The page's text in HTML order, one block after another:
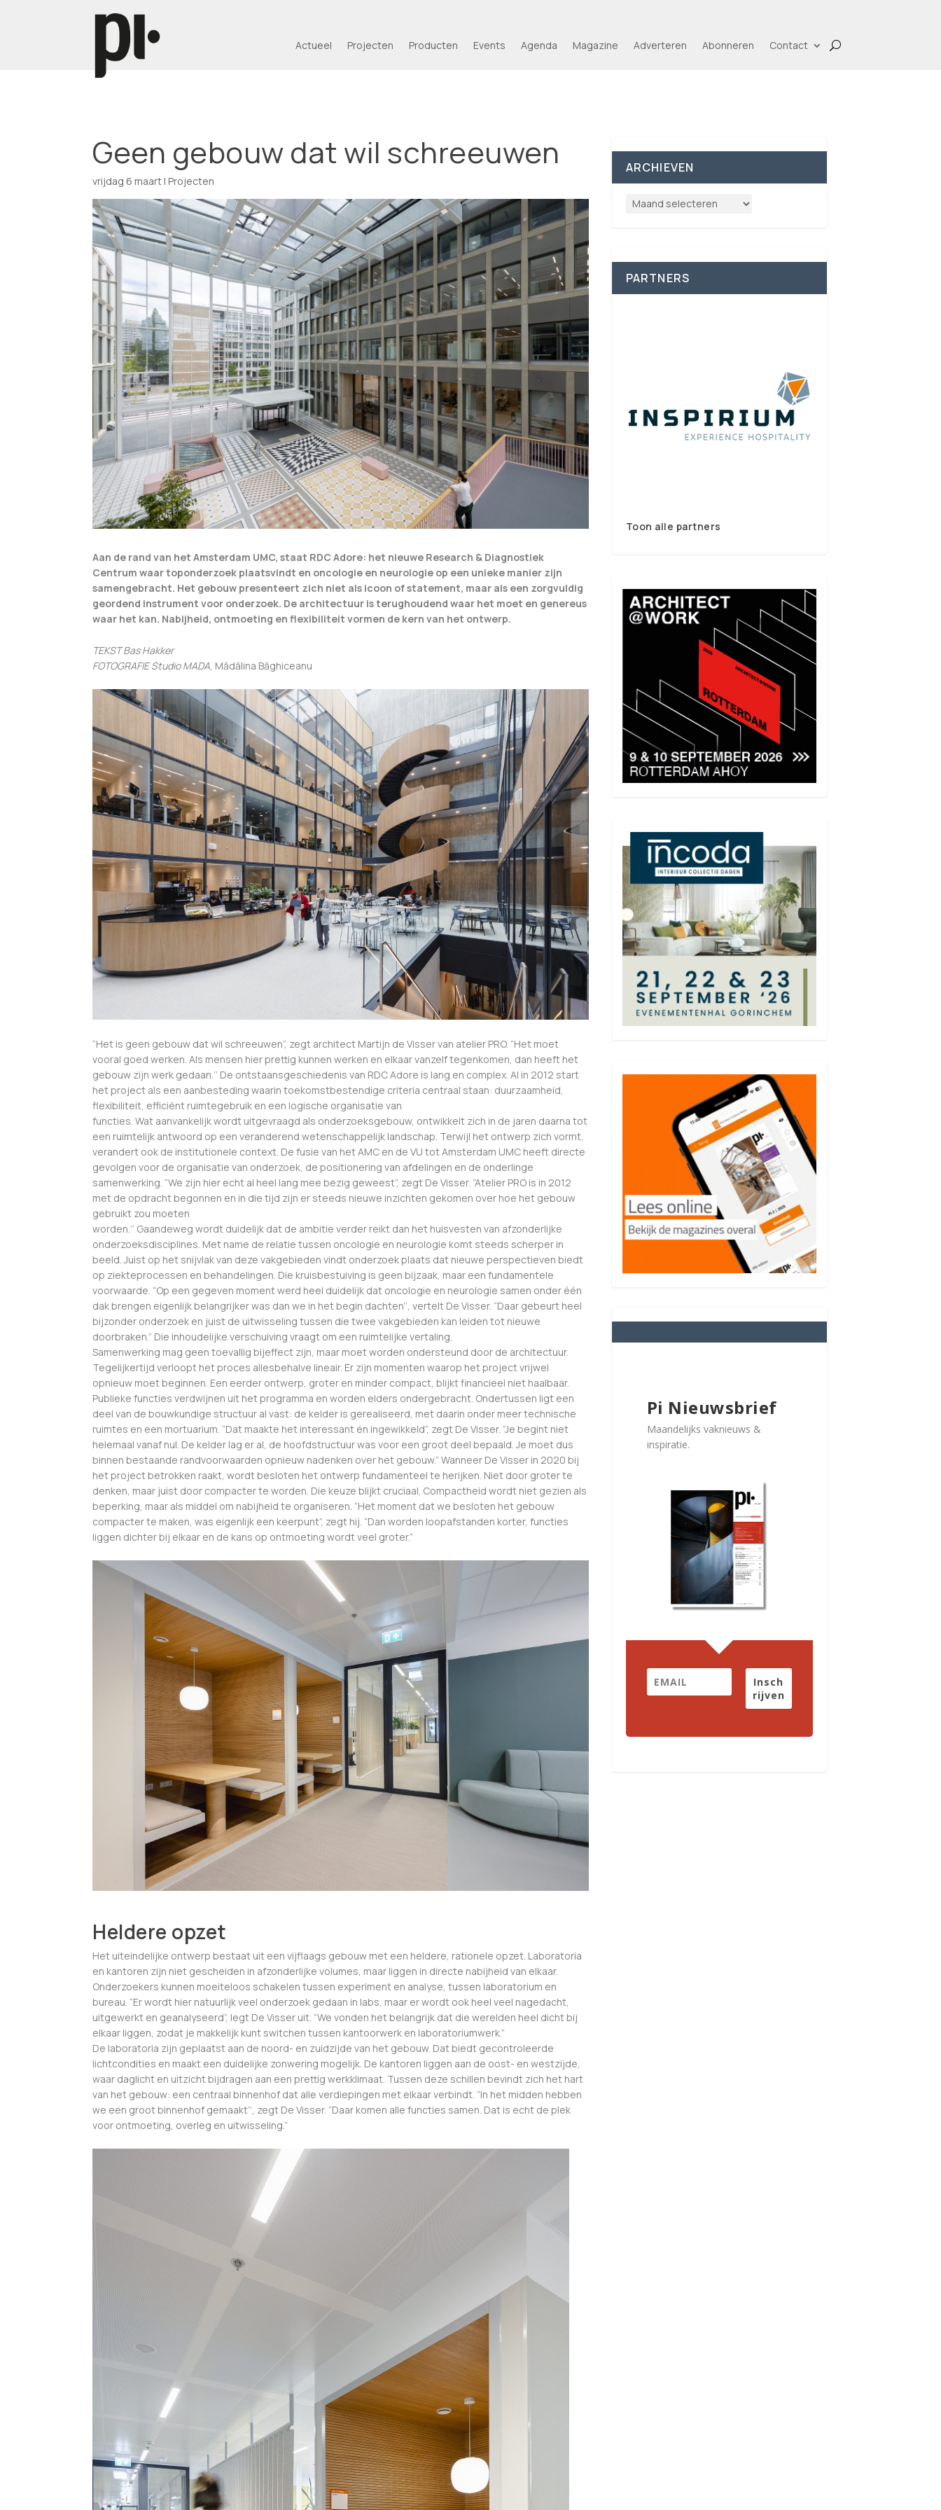
Actueel Projecten Producten Events Agenda Magazine Adverteren Abonneren Contact
Geen gebouw dat wil schreeuwen
vrijdag 6 maart | Projecten
Aan de rand van het Amsterdam UMC, staat RDC Adore: het nieuwe Research & Diagnostiek
Centrum waar toponderzoek plaatsvindt en oncologie en neurologie op een unieke manier zijn
samengebracht. Het gebouw presenteert zich niet als icoon of statement, maar als een zorgvuldig
geordend instrument voor onderzoek. De architectuur is terughoudend waar het moet en genereus
waar het kan. Nabijheid, ontmoeting en flexibiliteit vormen de kern van het ontwerp.
TEKST Bas Hakker
FOTOGRAFIE Studio MADA , Mădălina Băghiceanu
“Het is geen gebouw dat wil schreeuwen”, zegt architect Martijn de Visser van atelier PRO. “Het moet
vooral goed werken. Als mensen hier prettig kunnen werken en elkaar vanzelf tegenkomen, dan heeft het
gebouw zijn werk gedaan.’’ De ontstaansgeschiedenis van RDC Adore is lang en complex. Al in 2012 start
het project als een aanbesteding waarin toekomstbestendige criteria centraal staan: duurzaamheid,
flexibiliteit, efficiënt ruimtegebruik en een logische organisatie van
functies. Wat aanvankelijk wordt uitgevraagd als onderzoeksgebouw, ontwikkelt zich in de jaren daarna tot
een ruimtelijk antwoord op een veranderend wetenschappelijk landschap. Terwijl het ontwerp zich vormt,
verandert ook de institutionele context. De fusie van het AMC en de VU tot Amsterdam UMC heeft directe
gevolgen voor de organisatie van onderzoek, de positionering van afdelingen en de onderlinge
samenwerking. “We zijn hier echt al heel lang mee bezig geweest”, zegt De Visser. “Atelier PRO is in 2012
met de opdracht begonnen en in die tijd zijn er steeds nieuwe inzichten gekomen over hoe het gebouw
gebruikt zou moeten
worden.’’ Gaandeweg wordt duidelijk dat de ambitie verder reikt dan het huisvesten van afzonderlijke
onderzoeksdisciplines. Met name de relatie tussen oncologie en neurologie komt steeds scherper in
beeld. Juist op het snijvlak van deze vakgebieden vindt onderzoek plaats dat nieuwe perspectieven biedt
op ziekteprocessen en behandelingen. Die kruisbestuiving is geen bijzaak, maar een fundamentele
voorwaarde. “Op een gegeven moment werd heel duidelijk dat oncologie en neurologie samen onder één
dak brengen eigenlijk belangrijker was dan we in het begin dachten’’, vertelt De Visser. “Daar gebeurt heel
bijzonder onderzoek en juist de uitwisseling tussen die twee vakgebieden kan leiden tot nieuwe
doorbraken.” Die inhoudelijke verschuiving vraagt om een ruimtelijke vertaling.
Samenwerking mag geen toevallig bijeffect zijn, maar moet worden ondersteund door de architectuur.
Tegelijkertijd verloopt het proces allesbehalve lineair. Er zijn momenten waarop het project vrijwel
opnieuw moet beginnen. Een eerder ontwerp, groter en minder compact, blijkt financieel niet haalbaar.
Publieke functies verdwijnen uit het programma en worden elders ondergebracht. Ondertussen ligt een
deel van de bouwkundige structuur al vast: de kelder is gerealiseerd, met daarin onder meer technische
ruimtes en een mortuarium. “Dat maakte het interessant én ingewikkeld”, zegt De Visser. “Je begint niet
helemaal vanaf nul. De kelder lag er al, de hoofdstructuur was voor een groot deel bepaald. Je moet dus
binnen bestaande randvoorwaarden opnieuw nadenken over het gebouw.” Wanneer De Visser in 2020 bij
het project betrokken raakt, wordt besloten het ontwerp fundamenteel te herijken. Niet door groter te
denken, maar juist door compacter te worden. Die keuze blijkt cruciaal. Compactheid wordt niet gezien als
beperking, maar als middel om nabijheid te organiseren. “Het moment dat we besloten het gebouw
compacter te maken, was eigenlijk een keerpunt”, zegt hij. “Dan worden loopafstanden korter, functies
liggen dichter bij elkaar en de kans op ontmoeting wordt veel groter.”
Heldere opzet
Het uiteindelijke ontwerp bestaat uit een vijflaags gebouw met een heldere, rationele opzet. Laboratoria
en kantoren zijn niet gescheiden in afzonderlijke volumes, maar liggen in directe nabijheid van elkaar.
Onderzoekers kunnen moeiteloos schakelen tussen experiment en analyse, tussen laboratorium en
bureau. “Er wordt hier natuurlijk veel onderzoek gedaan in labs, maar er wordt ook heel veel nagedacht,
uitgewerkt en geanalyseerd”, legt De Visser uit. “We vonden het belangrijk dat die werelden heel dicht bij
elkaar liggen, zodat je makkelijk kunt switchen tussen kantoorwerk en laboratoriumwerk.”
De laboratoria zijn geplaatst aan de noord- en zuidzijde van het gebouw. Dat biedt gecontroleerde
lichtcondities en maakt een duidelijke zonwering mogelijk. De kantoren liggen aan de oost- en westzijde,
waar daglicht en uitzicht bijdragen aan een prettig werkklimaat. Tussen deze schillen bevindt zich het hart
van het gebouw: een centraal binnenhof dat alle verdiepingen met elkaar verbindt. “In het midden hebben
we een groot binnenhof gemaakt’’, zegt De Visser. “Daar komen alle functies samen. Dat is echt de plek
voor ontmoeting, overleg en uitwisseling.”
ARCHIEVEN
PARTNERS
Toon alle partners
Pi Nieuwsbrief
Maandelijks vaknieuws &
inspiratie.
Insch
rijven